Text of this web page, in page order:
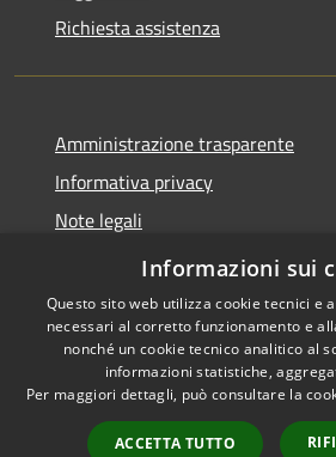
Richiesta assistenza
Amministrazione trasparente
Informativa privacy
Note legali
Dichiarazione di accessibilità
Accessibilità
Informazioni sui
Questo sito web utilizza cookie tecnici e
necessari al corretto funzionamento e
nonché un cookie tecnico analitico al
informazioni statistiche,
Per maggiori dettagli, può consultare la
ACCETTA TUTTO